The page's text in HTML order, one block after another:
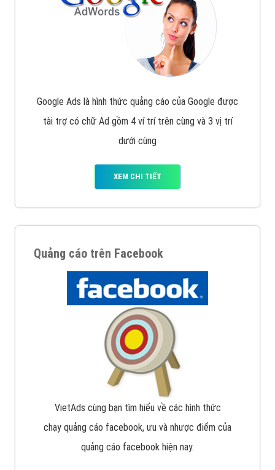
Google Ads là hình thức quảng cáo của Google được
tài trợ có chữ Ad gồm 4 ví trí trên cùng và 3 vị trí
dưới cùng
XEM CHI TIẾT
Quảng cáo trên Facebook
VietAds cùng bạn tìm hiểu về các hình thức
chạy quảng cáo facebook, ưu và nhược điểm của
quảng cáo facebook hiện nay.